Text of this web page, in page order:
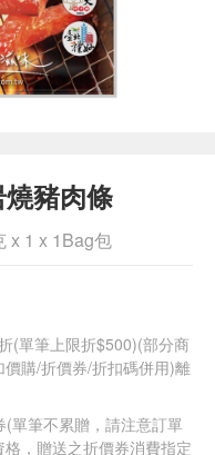
豬肉條
x 1 x 1Bag包
(單筆上限折$500)(部分商
購/折價券/折扣碼併用)離
單筆不累贈，請注意訂單
，贈送之折價券消費指定